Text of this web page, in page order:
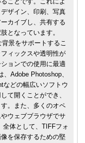
ザイン、印刷、写真
カイブし、共有する
となっています。
景をサポートするこ
ィックスや透明性が
ョンでの使用に最適
Adobe Photoshop、
どの幅広いソフトウ
て開くことができ、
。また、多くのオペ
ウェブブラウザでサ
体として、TIFFフォ
を保存するための堅